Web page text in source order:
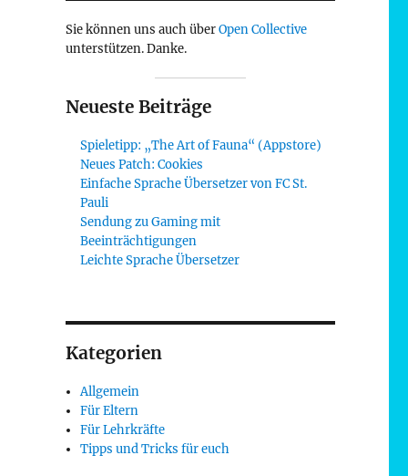
Sie können uns auch überOpen Collective
unterstützen. Danke.
Neueste Beiträge
Spieletipp: „The Art of Fauna“ (Appstore)
Neues Patch: Cookies
Einfache Sprache Übersetzer von FC St.
Pauli
Sendung zu Gaming mit
Beeinträchtigungen
Leichte Sprache Übersetzer
Kategorien
Allgemein
Für Eltern
Für Lehrkräfte
Tipps und Tricks für euch